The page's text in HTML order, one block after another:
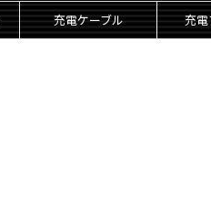
充電ケーブル 充電